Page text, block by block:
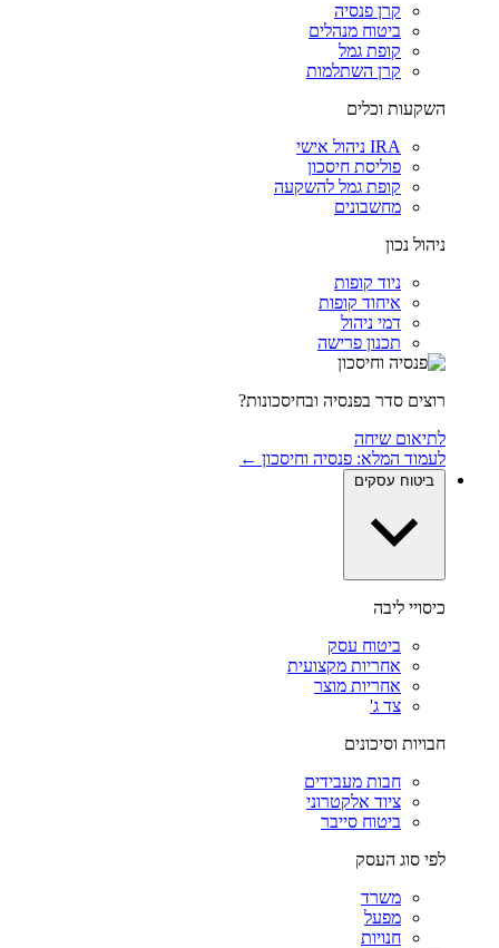
קרן פנסיה
ביטוח מנהלים
קופת גמל
קרן השתלמות
השקעות וכלים
IRA ניהול אישי
פוליסת חיסכון
קופת גמל להשקעה
מחשבונים
ניהול נכון
ניוד קופות
איחוד קופות
דמי ניהול
תכנון פרישה
רוצים סדר בפנסיה ובחיסכונות?
לתיאום שיחה
לעמוד המלא: פנסיה וחיסכון ←
ביטוח עסקים
כיסויי ליבה
ביטוח עסק
אחריות מקצועית
אחריות מוצר
צד ג'
חבויות וסיכונים
חבות מעבידים
ציוד אלקטרוני
ביטוח סייבר
לפי סוג העסק
משרד
מפעל
חנויות